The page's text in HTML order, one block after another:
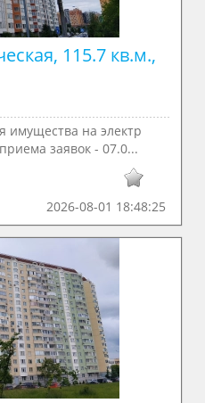
115.7 кв.м.,
имущества на электр
заявок - 07.0...
2026-08-01 18:48:25